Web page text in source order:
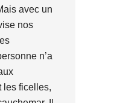
avec un
nos
n’a
les ficelles,